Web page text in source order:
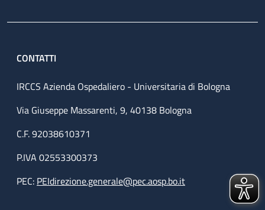
CONTATTI
IRCCS Azienda Ospedaliero - Universitaria di Bologna
Via Giuseppe Massarenti, 9, 40138 Bologna
C.F. 92038610371
P.IVA 02553300373
PEC: PEIdirezione.generale@pec.aosp.bo.it